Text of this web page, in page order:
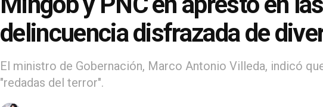
delincuencia disfrazada de
El ministro de Gobernación, Marco Antonio Villeda, indicó
"redadas del terror".